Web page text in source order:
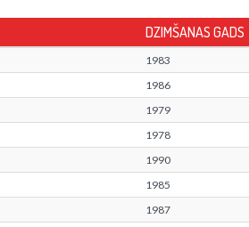
DZIMŠANAS GADS
1983
1986
1979
1978
1990
1985
1987